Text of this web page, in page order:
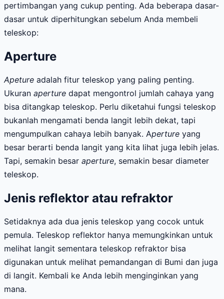
pertimbangan yang cukup penting. Ada beberapa dasar-
dasar untuk diperhitungkan sebelum Anda membeli
teleskop:
Aperture
Apeture adalah fitur teleskop yang paling penting.
Ukuran aperture dapat mengontrol jumlah cahaya yang
bisa ditangkap teleskop. Perlu diketahui fungsi teleskop
bukanlah mengamati benda langit lebih dekat, tapi
mengumpulkan cahaya lebih banyak. Aperture yang
besar berarti benda langit yang kita lihat juga lebih jelas.
Tapi, semakin besar aperture, semakin besar diameter
teleskop.
Jenis reflektor atau refraktor
Setidaknya ada dua jenis teleskop yang cocok untuk
pemula. Teleskop reflektor hanya memungkinkan untuk
melihat langit sementara teleskop refraktor bisa
digunakan untuk melihat pemandangan di Bumi dan juga
di langit. Kembali ke Anda lebih menginginkan yang
mana.